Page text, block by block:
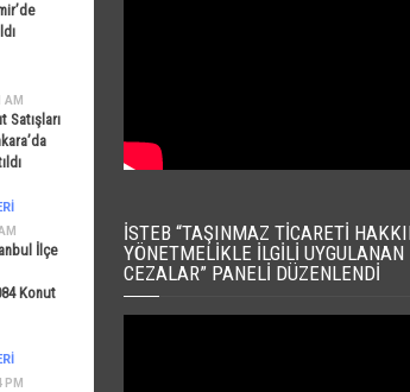
AM
Satışları
İlçe
Konut
PM
İSTEB “TAŞINMAZ TICARETI
YÖNETMELIKLE İLGILI UYGULANAN
CEZALAR” PANELI DÜZENLENDI